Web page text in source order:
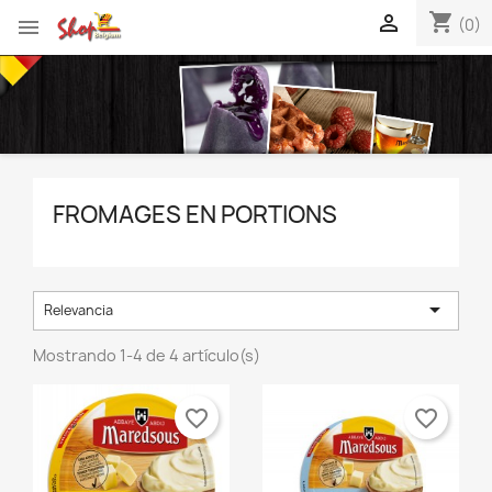
 shopping_cart (0)

FROMAGES EN PORTIONS
Relevancia 
Mostrando 1-4 de 4 artículo(s)
favorite_border favorite_border